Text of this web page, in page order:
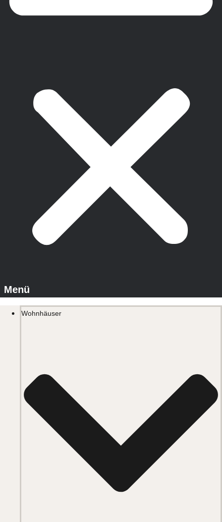
Wohnhäuser